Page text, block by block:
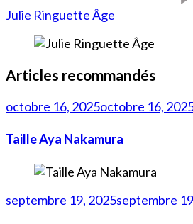
Julie Ringuette Âge
Articles recommandés
octobre 16, 2025octobre 16,
Taille Aya Nakamura
septembre 19, 2025septembre